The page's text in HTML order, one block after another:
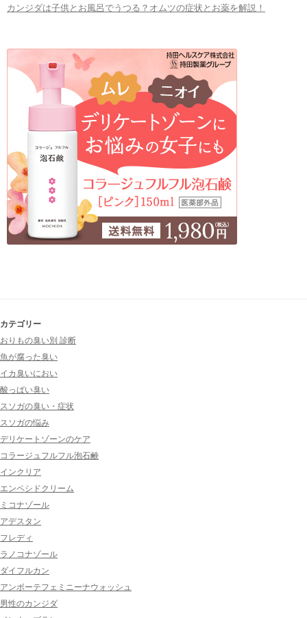
カンジダは子供とお風呂でうつる？オムツの症状とお薬を解説！
カテゴリー
おりもの臭い別 診断
魚が腐った臭い
イカ臭いにおい
酸っぱい臭い
スソガの臭い・症状
スソガの悩み
デリケートゾーンのケア
コラージュフルフル泡石鹸
インクリア
エンペシドクリーム
ミコナゾール
アデスタン
フレディ
ラノコナゾール
ダイフルカン
アンボーテフェミニーナウォッシュ
男性のカンジダ